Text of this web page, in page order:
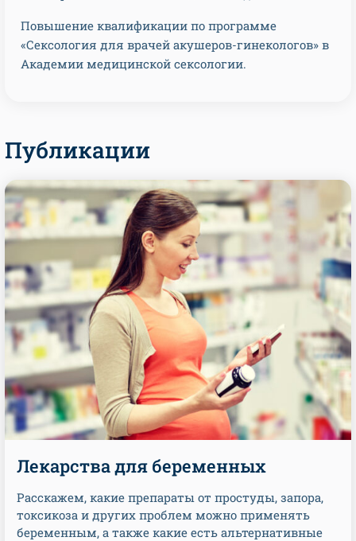
Повышение квалификации по программе
«Сексология для врачей акушеров-гинекологов» в
Академии медицинской сексологии.
Публикации
Лекарства для беременных
Расскажем, какие препараты от простуды, запора,
токсикоза и других проблем можно применять
беременным, а также какие есть альтернативные